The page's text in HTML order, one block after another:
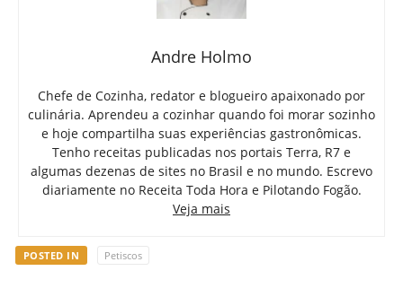
Andre Holmo
Chefe de Cozinha, redator e blogueiro apaixonado por
culinária. Aprendeu a cozinhar quando foi morar sozinho
e hoje compartilha suas experiências gastronômicas.
Tenho receitas publicadas nos portais Terra, R7 e
algumas dezenas de sites no Brasil e no mundo. Escrevo
diariamente no Receita Toda Hora e Pilotando Fogão.
Veja mais
POSTED IN Petiscos